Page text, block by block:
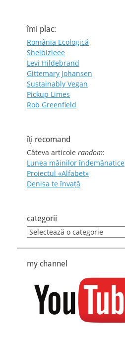
îmi plac:
România Ecologică
Shelbizleee
Levi Hildebrand
Gittemary Johansen
Sustainably Vegan
Pickup Limes
Rob Greenfield
îţi recomand
Câteva articole random:
Lunea mâinilor îndemânatice
Proiectul «Alfabet»
Denisa te învaţă
categorii
categorii
my channel